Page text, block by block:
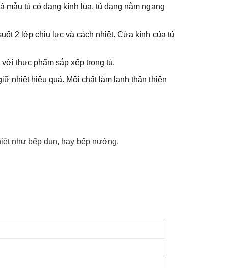
tủ có dạng kính lùa, tủ dạng nằm ngang
2 lớp chịu lực và cách nhiệt. Cửa kính của tủ
thực phẩm sắp xếp trong tủ.
nhiệt hiệu quả. Môi chất làm lạnh thân thiện
như bếp đun, hay bếp nướng.